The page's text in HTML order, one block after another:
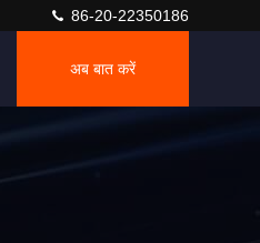
86-20-22350186
अब बात करें